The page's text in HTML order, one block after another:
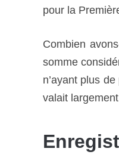
pour la
Combien
somme
n’ayant plus
valait